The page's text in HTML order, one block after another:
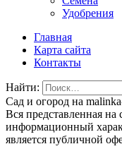
Удобрения
Главная
Карта сайта
Контакты
Найти:
Cад и огород на
Вся представленная
информационный
является публичной